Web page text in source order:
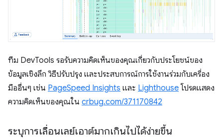
ทีม DevTools รอรับความคิดเห็นของคุณเกี่ยวกับประโยชน์ของ
ข้อมูลเชิงลึก วิธีปรับปรุง และประสบการณ์การใช้งานร่วมกับเครื่อง
มืออื่นๆ เช่น PageSpeed Insights และ Lighthouseโปรดแสดง
ความคิดเห็นของคุณใน crbug.com/371170842
ระบุการเลื่อนเลย์เอาต์มากเกินไปได้ง่ายขึ้น